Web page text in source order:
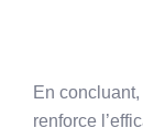
En
renforce